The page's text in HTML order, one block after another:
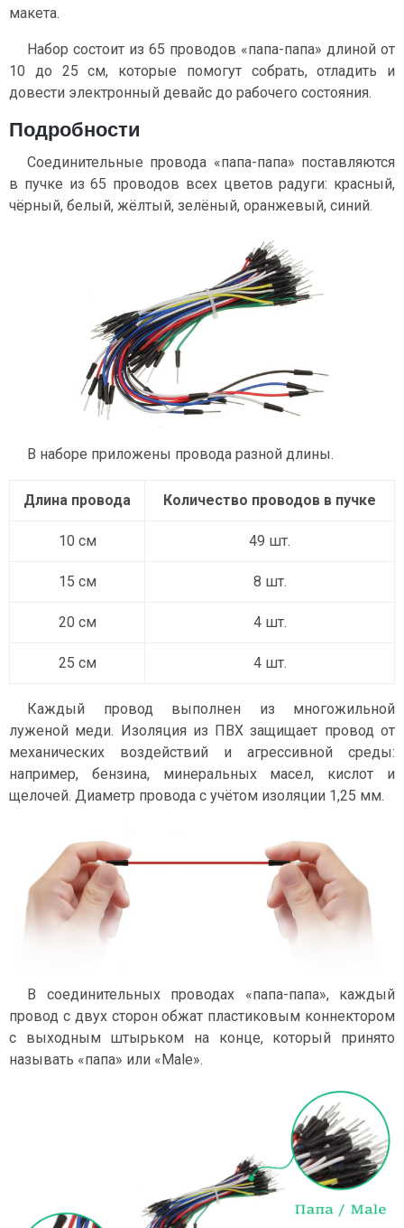
макета.
Набор состоит из 65 проводов «папа-папа» длиной от
10 до 25 см, которые помогут собрать, отладить и
довести электронный девайс до рабочего состояния.
Подробности
Соединительные провода «папа-папа» поставляются
в пучке из 65 проводов всех цветов радуги: красный,
чёрный, белый, жёлтый, зелёный, оранжевый, синий.
В наборе приложены провода разной длины.
Длина провода Количество проводов в пучке
10 см 49 шт.
15 см 8 шт.
20 см 4 шт.
25 см 4 шт.
Каждый провод выполнен из многожильной
луженой меди. Изоляция из ПВХ защищает провод от
механических воздействий и агрессивной среды:
например, бензина, минеральных масел, кислот и
щелочей. Диаметр провода с учётом изоляции 1,25 мм.
В соединительных проводах «папа-папа», каждый
провод с двух сторон обжат пластиковым коннектором
с выходным штырьком на конце, который принято
называть «папа» или «Male».